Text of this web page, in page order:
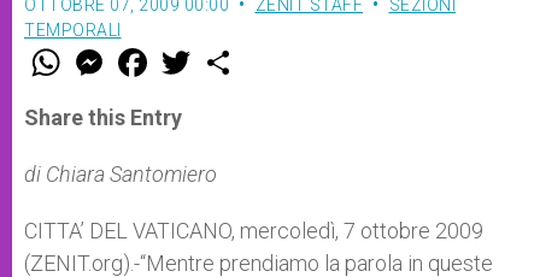
OTTOBRE 07, 2009 00:00 ZENIT STAFF
SEZIONI
TEMPORALI
W
t
s
p
p
M
e
s
e
g
e
F
a
e
b
o
k
w
r
Share this Entry
di Chiara Santomiero
CITTA’ DEL VATICANO, mercoledì, 7 ottobre 2009
(ZENIT.org).-“Mentre prendiamo la parola in queste